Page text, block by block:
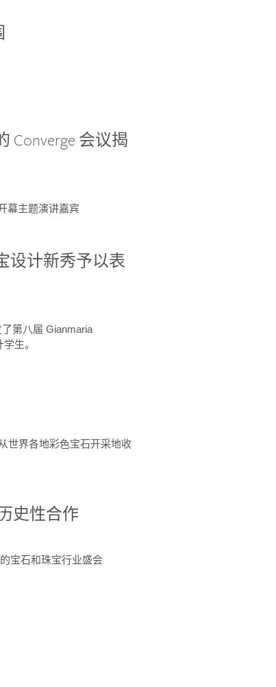
Converge 会议揭
幕主题演讲嘉宾
设计新秀予以表
第八届 Gianmaria
生。
世界各地彩色宝石开采地收
史性合作
宝石和珠宝行业盛会